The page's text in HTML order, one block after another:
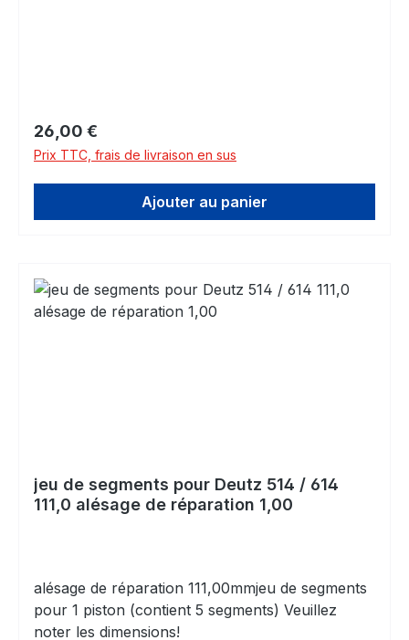
Prix régulier :
26,00 €
Prix TTC, frais de livraison en sus
Ajouter au panier
jeu de segments pour Deutz 514 / 614
111,0 alésage de réparation 1,00
alésage de réparation 111,00mmjeu de segments
pour 1 piston (contient 5 segments) Veuillez
noter les dimensions!